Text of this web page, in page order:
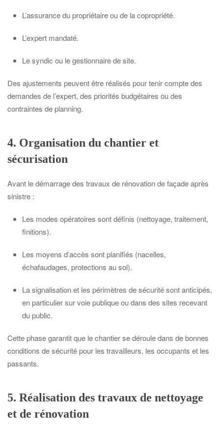
L’assurance du propriétaire ou de la copropriété.
L’expert mandaté.
Le syndic ou le gestionnaire de site.
Des ajustements peuvent être réalisés pour tenir compte des
demandes de l’expert, des priorités budgétaires ou des
contraintes de planning.
4. Organisation du chantier et
sécurisation
Avant le démarrage des travaux de rénovation de façade après
sinistre :
Les modes opératoires sont définis (nettoyage, traitement,
finitions).
Les moyens d’accès sont planifiés (nacelles,
échafaudages, protections au sol).
La signalisation et les périmètres de sécurité sont anticipés,
en particulier sur voie publique ou dans des sites recevant
du public.
Cette phase garantit que le chantier se déroule dans de bonnes
conditions de sécurité pour les travailleurs, les occupants et les
passants.
5. Réalisation des travaux de nettoyage
et de rénovation